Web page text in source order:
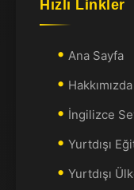
Hızlı Linkler
Ana Sayfa
Hakkımızda
İngilizce
Yurtdışı
Yurtdışı